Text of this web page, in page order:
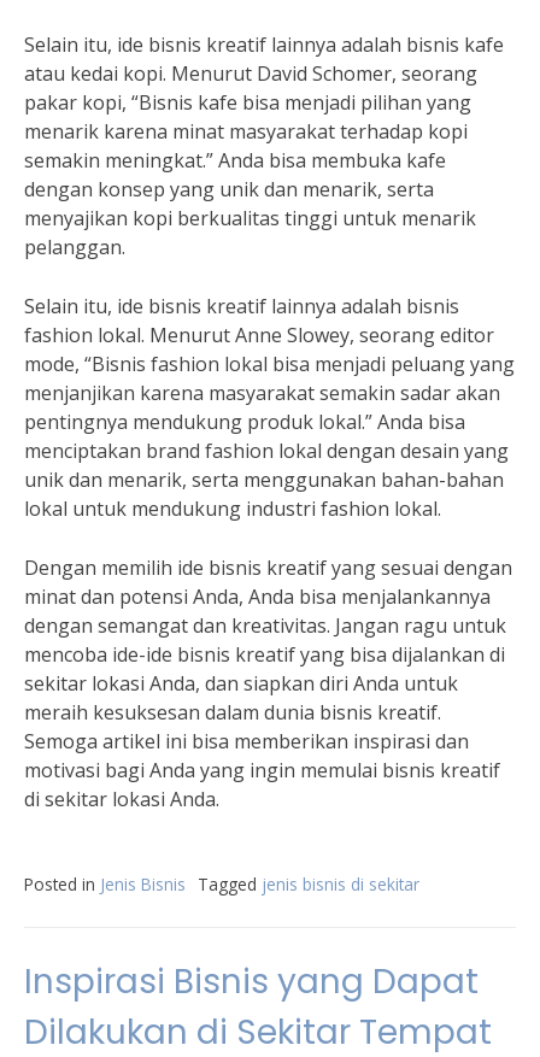
Selain itu, ide bisnis kreatif lainnya adalah bisnis kafe
atau kedai kopi. Menurut David Schomer, seorang
pakar kopi, “Bisnis kafe bisa menjadi pilihan yang
menarik karena minat masyarakat terhadap kopi
semakin meningkat.” Anda bisa membuka kafe
dengan konsep yang unik dan menarik, serta
menyajikan kopi berkualitas tinggi untuk menarik
pelanggan.
Selain itu, ide bisnis kreatif lainnya adalah bisnis
fashion lokal. Menurut Anne Slowey, seorang editor
mode, “Bisnis fashion lokal bisa menjadi peluang yang
menjanjikan karena masyarakat semakin sadar akan
pentingnya mendukung produk lokal.” Anda bisa
menciptakan brand fashion lokal dengan desain yang
unik dan menarik, serta menggunakan bahan-bahan
lokal untuk mendukung industri fashion lokal.
Dengan memilih ide bisnis kreatif yang sesuai dengan
minat dan potensi Anda, Anda bisa menjalankannya
dengan semangat dan kreativitas. Jangan ragu untuk
mencoba ide-ide bisnis kreatif yang bisa dijalankan di
sekitar lokasi Anda, dan siapkan diri Anda untuk
meraih kesuksesan dalam dunia bisnis kreatif.
Semoga artikel ini bisa memberikan inspirasi dan
motivasi bagi Anda yang ingin memulai bisnis kreatif
di sekitar lokasi Anda.
Posted in Jenis Bisnis Tagged jenis bisnis di sekitar
Inspirasi Bisnis yang Dapat
Dilakukan di Sekitar Tempat